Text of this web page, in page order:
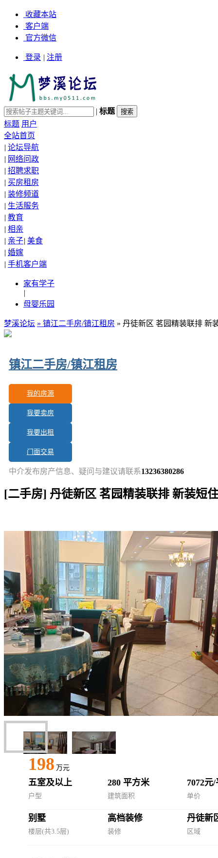
收藏本站
客户端
官方微信
登录 | 注册
| 标题
标题 用户
全站首页
| 论坛导航
| 网络问政
| 招聘求职
| 买房租房
| 装修频道
| 生活服务
| 教育
| 相亲
| 亲子| 美食
| 婚嫁
| 手机客户端
家有学子
|
母婴乐园
梦溪论坛 » 镇江二手房/镇江租房 » 丹徒新区 茗园精装联排 新
镇江二手房/镇江租房
更新房源：
中介发布房产信息、疑问与建议请联系13236380286
我的房源
我要卖房
我要出租
门面交易
[二手房] 丹徒新区 茗园精装联排 新装短
198 万元
五室及以上 280 平方米 7072元
户型 建筑面积 单价
别墅 高档装修 丹徒新
楼层(共3.5层) 装修 区域